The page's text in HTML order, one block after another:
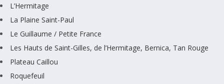
L’Hermitage
La Plaine Saint-Paul
Le Guillaume / Petite France
Les Hauts de Saint-Gilles, de l’Hermitage, Bernica, Tan Rouge
Plateau Caillou
Roquefeuil